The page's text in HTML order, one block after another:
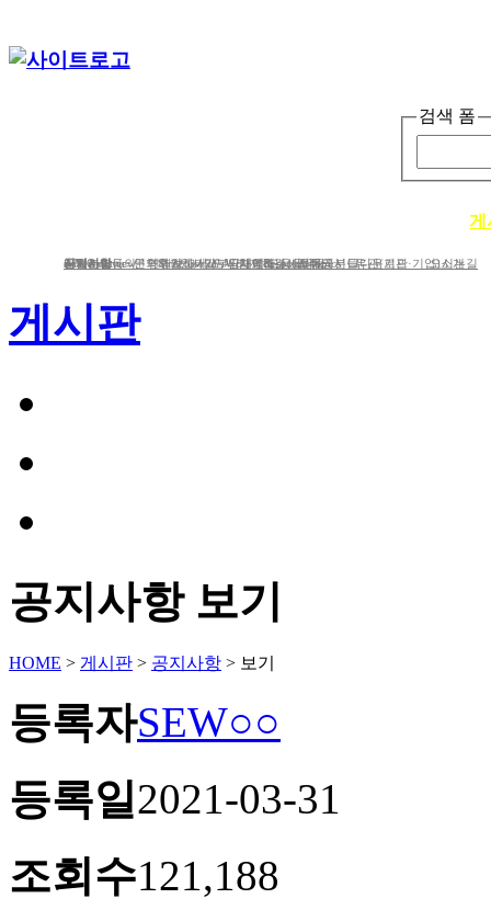
검색 폼
단체소개 연혁 인사말 함께하는 사람들 CI다운로드 오시는길
사업분야
게
공지사항 문의하기 기부금내역&결산서류공시
e-Newsletter 연간보고서/도서/자료집 갤러리 유관(기관·기업)소개
iWc Overview Structure of iWc Research topics
회원가입동의 후원하기 단체에 도움을 주신 분들
게시판
공지사항 보기
HOME > 게시판 > 공지사항 > 보기
등록자SEW○○
등록일2021-03-31
조회수121,188